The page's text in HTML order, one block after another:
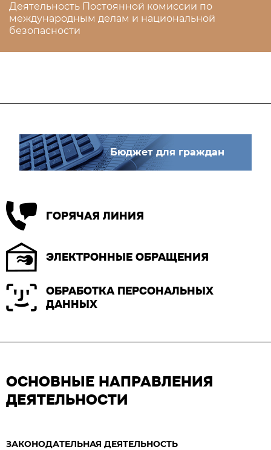
Деятельность Постоянной комиссии по
международным делам и национальной
безопасности
Бюджет для граждан
ГОРЯЧАЯ ЛИНИЯ
ЭЛЕКТРОННЫЕ ОБРАЩЕНИЯ
ОБРАБОТКА ПЕРСОНАЛЬНЫХ
ДАННЫХ
ОСНОВНЫЕ НАПРАВЛЕНИЯ
ДЕЯТЕЛЬНОСТИ
ЗАКОНОДАТЕЛЬНАЯ ДЕЯТЕЛЬНОСТЬ